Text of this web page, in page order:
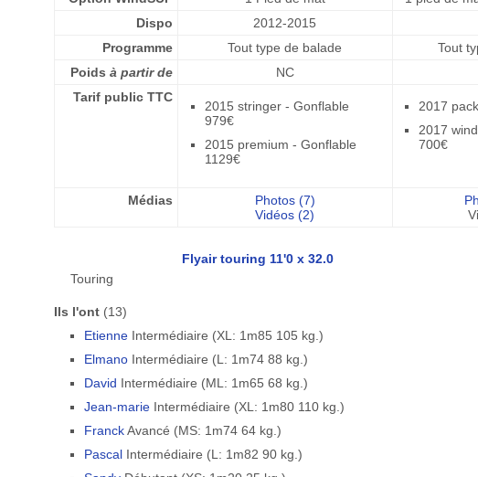
Dispo
2012-2015
Programme
Tout type de balade
Tout
Poids à partir de NC
Tarif public TTC
2015 stringer - Gonflable
979€
2015 premium - Gonflable
1129€
2017
2017
700€
Médias
Photos (7)
Vidéos (2)
Flyair touring 11'0 x 32.0
Touring
Ils l'ont(13)
EtienneIntermédiaire (XL: 1m85 105 kg.)
ElmanoIntermédiaire (L: 1m74 88 kg.)
David Intermédiaire (ML: 1m65 68 kg.)
Jean-marieIntermédiaire (XL: 1m80 110 kg.)
FranckAvancé (MS: 1m74 64 kg.)
PascalIntermédiaire (L: 1m82 90 kg.)